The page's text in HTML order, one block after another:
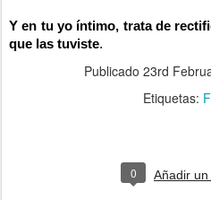
Y en tu yo íntimo, trata de
que las tuviste.
Publicado 23rd
Etiquetas:
0 Añadir